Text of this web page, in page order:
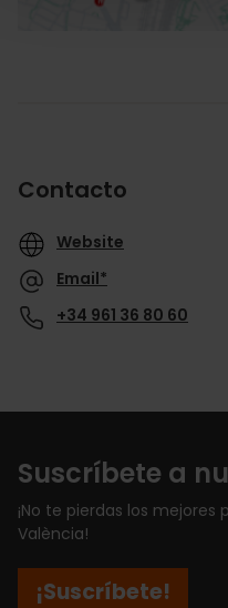
Contacto
Website
Email*
+34 961 36 80 60
Suscríbete a
¡No te pierdas los
València!
¡Suscríbete!